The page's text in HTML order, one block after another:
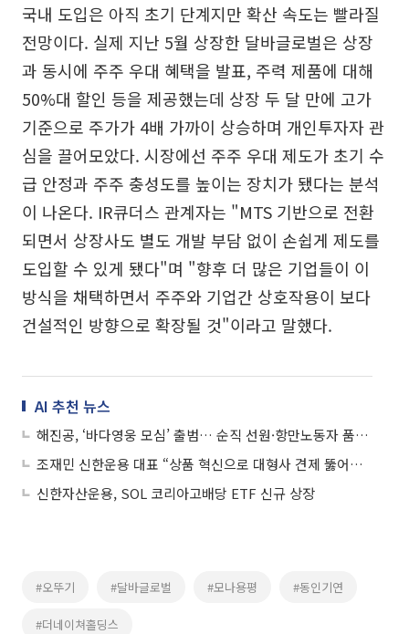
국내 도입은 아직 초기 단계지만 확산 속도는 빨라질
전망이다. 실제 지난 5월 상장한 달바글로벌은 상장
과 동시에 주주 우대 혜택을 발표, 주력 제품에 대해
50%대 할인 등을 제공했는데 상장 두 달 만에 고가
기준으로 주가가 4배 가까이 상승하며 개인투자자 관
심을 끌어모았다. 시장에선 주주 우대 제도가 초기 수
급 안정과 주주 충성도를 높이는 장치가 됐다는 분석
이 나온다. IR큐더스 관계자는 "MTS 기반으로 전환
되면서 상장사도 별도 개발 부담 없이 손쉽게 제도를
도입할 수 있게 됐다"며 "향후 더 많은 기업들이 이
방식을 채택하면서 주주와 기업간 상호작용이 보다
건설적인 방향으로 확장될 것"이라고 말했다.
AI 추천 뉴스
해진공, ‘바다영웅 모심’ 출범… 순직 선원·항만노동자 품는다
조재민 신한운용 대표 “상품 혁신으로 대형사 견제 뚫어⋯SOL ETF 고객층 확보”
신한자산운용, SOL 코리아고배당 ETF 신규 상장
#오뚜기 #달바글로벌 #모나용평 #동인기연
#더네이쳐홀딩스